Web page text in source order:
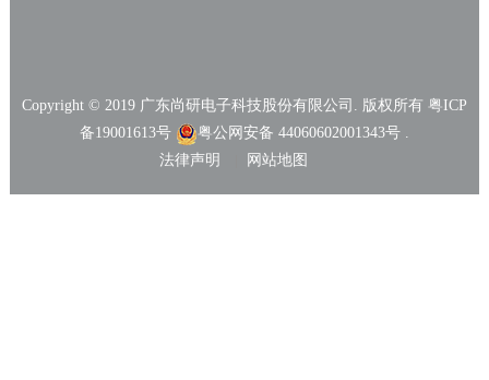
Copyright © 2019 广东尚研电子科技股份有限公司. 版权所有 粤ICP
备19001613号
粤公网安备 44060602001343号 .
法律声明
网站地图